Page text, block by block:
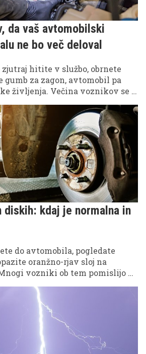
da vaš avtomobilski
ne bo več deloval
zjutraj hitite v službo, obrnete
za zagon, avtomobil pa
življenja. Večina voznikov se z
akumulator redko odpove brez
že tedne ali celo mesece prej
moč.
diskih: kdaj je normalna in
do avtomobila, pogledate
oranžno-rjav sloj na
vozniki ob tem pomislijo na
povsem običajna.